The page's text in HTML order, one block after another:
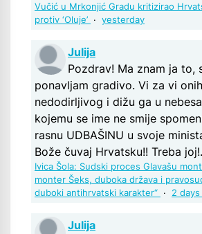
Vučić u Mrkonjić Gradu kritizirao
protiv ‘Oluje’ · yesterday
Julija
Pozdrav! Ma znam ja to,
ponavljam gradivo. Vi za vi
nedodirljivog i dižu ga u
kojemu se ime ne smije
rasnu UDBAŠINU u svoje
Bože čuvaj Hrvatsku!! Treba joj!.
Ivica Šola: Sudski proces Glavašu
monter Šeks, duboka država i
duboki antihrvatski karakter“ · 2 days
Julija